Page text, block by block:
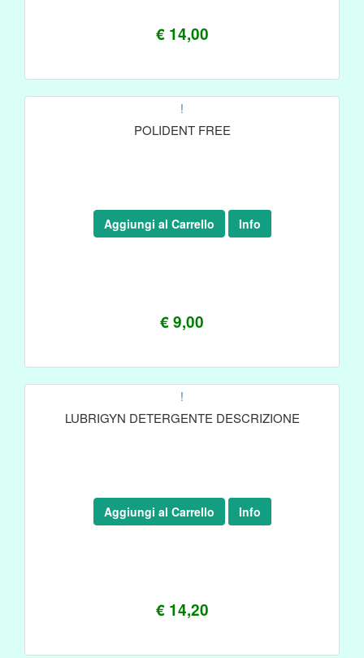
€ 14,00
!
POLIDENT FREE
€ 9,00
Aggiungi al Carrello Info
!
LUBRIGYN DETERGENTE DESCRIZIONE
€ 14,20
Aggiungi al Carrello Info